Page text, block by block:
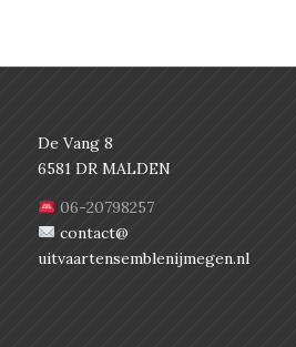
De Vang 8
6581 DR MALDEN
06-20798257
contact@
uitvaartensemblenijmegen.nl